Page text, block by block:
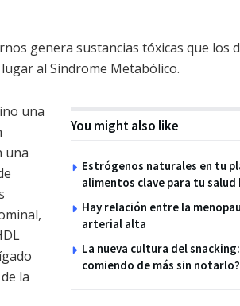
genera sustancias tóxicas que los
al Síndrome Metabólico.
You might also like
Estrógenos naturales en tu
alimentos clave para tu
Hay relación entre la
arterial alta
La nueva cultura del
comiendo de más sin notarlo?
una
una
la